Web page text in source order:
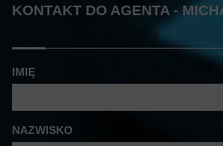
KONTAKT DO AGENTA -
IMIĘ
NAZWISKO